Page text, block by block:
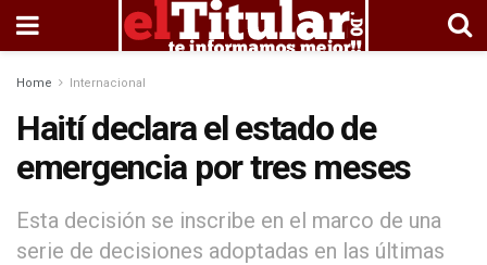
Home Internacional
Haití declara el estado de
emergencia por tres meses
Esta decisión se inscribe en el marco de una
serie de decisiones adoptadas en las últimas